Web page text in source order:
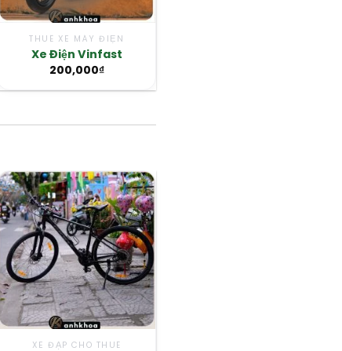
THUÊ XE MÁY ĐIỆN
Xe Điện Vinfast
200,000₫
XE ĐẠP CHO THUÊ